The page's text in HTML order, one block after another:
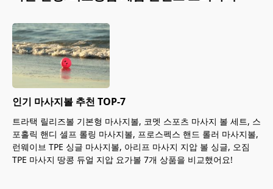
인기 마사지볼 추천 TOP-7
트라택 릴리즈볼 기본형 마사지볼, 코멧 스포츠 마사지 볼 세트, 스
포홀릭 핸디 셀프 롤링 마사지볼, 프로스펙스 핸드 롤러 마사지볼,
런웨이브 TPE 싱글 마사지볼, 아리프 마사지 지압 볼 싱글, 오짐
TPE 마사지 땅콩 듀얼 지압 요가볼 7개 상품을 비교했어요!